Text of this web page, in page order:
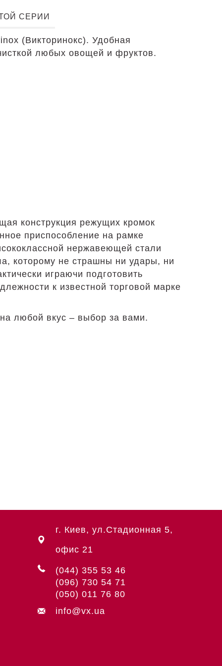
СЕРИИ
(Викторинокс). Удобная
любых овощей и фруктов.
конструкция режущих кромок
приспособление на рамке
нержавеющей стали
которому не страшны ни удары, ни
играючи подготовить
к известной торговой марке
любой вкус – выбор за вами.
г. Киев, ул.Стадионная 5,
офис 21
(044) 355 53 46
(096) 730 54 71
(050) 011 76 80
info@vx.ua